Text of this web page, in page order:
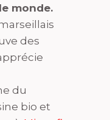
monde.
des
du
bio et